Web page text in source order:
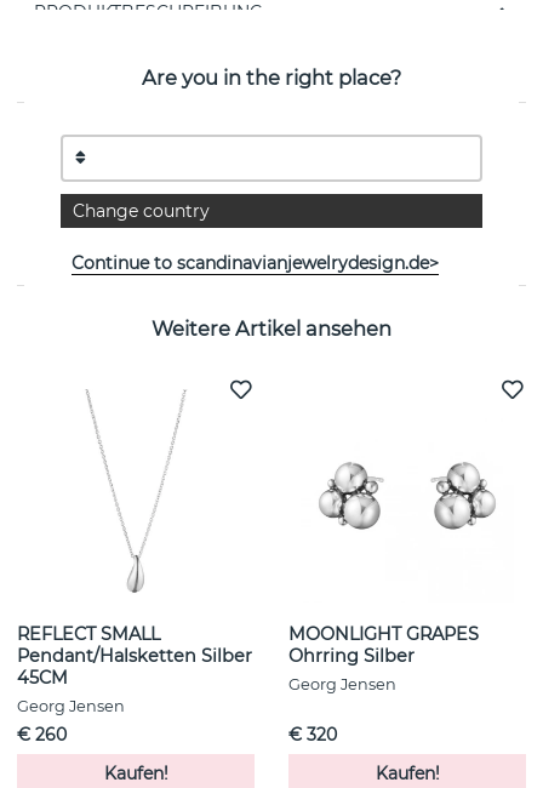
PRODUKTBESCHREIBUNG
dänischen Marke Georg Jensen 45 cm
EIGENSCHAFTEN
Kollektion: OFFSPRING
Weitere Artikel ansehen
REFLECT SMALL
Pendant/Halsketten Silber
45CM
Georg Jensen
€ 260
Kaufen!
MOONLIGHT GRAPES
Ohrring Silber
Georg Jensen
€ 320
Kaufen!
Are you in the right place?
Change country
Continue to scandinavianjewelrydesign.de>